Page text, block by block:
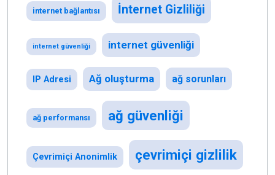
internet bağlantısı İnternet Gizliliği
internet güvenliği internet güvenliği
IP Adresi Ağ oluşturma ağ sorunları
ağ performansı ağ güvenliği
Çevrimiçi Anonimlik çevrimiçi gizlilik